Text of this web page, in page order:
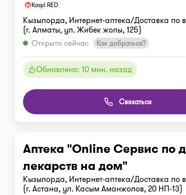
Kaspi RED
Кызылорда, Интернет-аптека/Доставка по
(г. Алматы, ул. Жибек жолы, 125)
Открыто сейчас
Как добраться?
Обновлено: 10 мин. назад
Связаться
Аптека "Online Сервис по
лекарств на дом"
Кызылорда, Интернет-аптека/Доставка по
(г. Астана, ул. Касым Аманжолов, 20 НП-13)